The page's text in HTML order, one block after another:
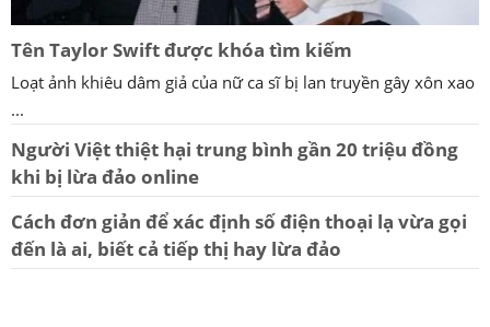
Tên Taylor Swift được khóa tìm kiếm
Loạt ảnh khiêu dâm giả của nữ ca sĩ bị lan truyền gây xôn xao
...
Người Việt thiệt hại trung bình gần 20 triệu đồng
khi bị lừa đảo online
Cách đơn giản để xác định số điện thoại lạ vừa gọi
đến là ai, biết cả tiếp thị hay lừa đảo